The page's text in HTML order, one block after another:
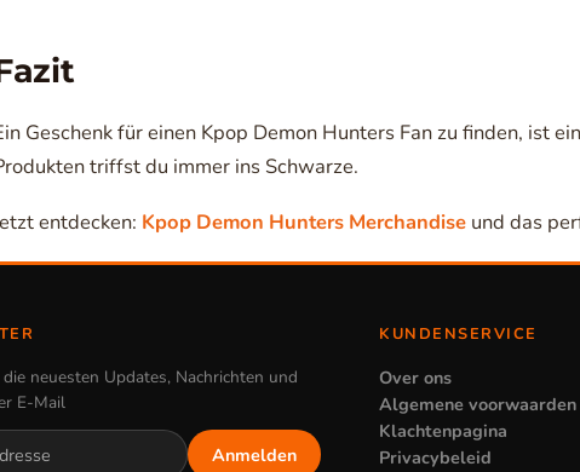
Geschenk für einen Kpop Demon Hunters Fan zu finden, ist
triffst du immer ins Schwarze.
entdecken: Kpop Demon Hunters Merchandise und das
neuesten Updates, Nachrichten und
E-Mail
Anmelden
KUNDENSERVICE
Over ons
Algemene voorwaarden
Klachtenpagina
Privacybeleid